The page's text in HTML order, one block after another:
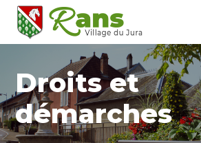
Droits et
démarches